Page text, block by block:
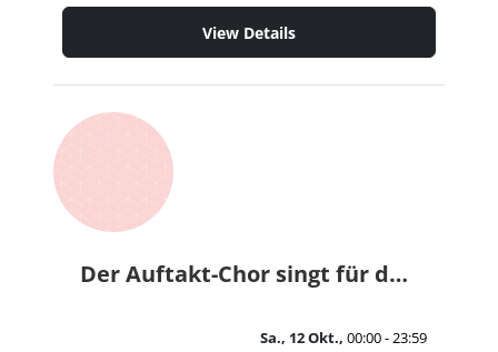
View Details
Der Auftakt-Chor singt für den Hospizdienst REGENBOGEN e. V.
Sa., 12 Okt.,00:00 - 23:59